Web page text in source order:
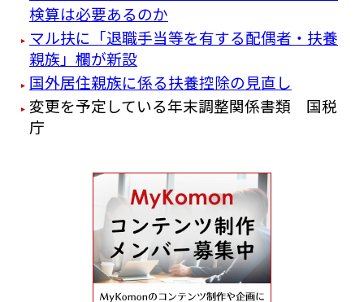
検算は必要あるのか
マル扶に「退職手当等を有する配偶者・扶養
親族」欄が新設
国外居住親族に係る扶養控除の見直し
変更を予定している年末調整関係書類 国税
庁